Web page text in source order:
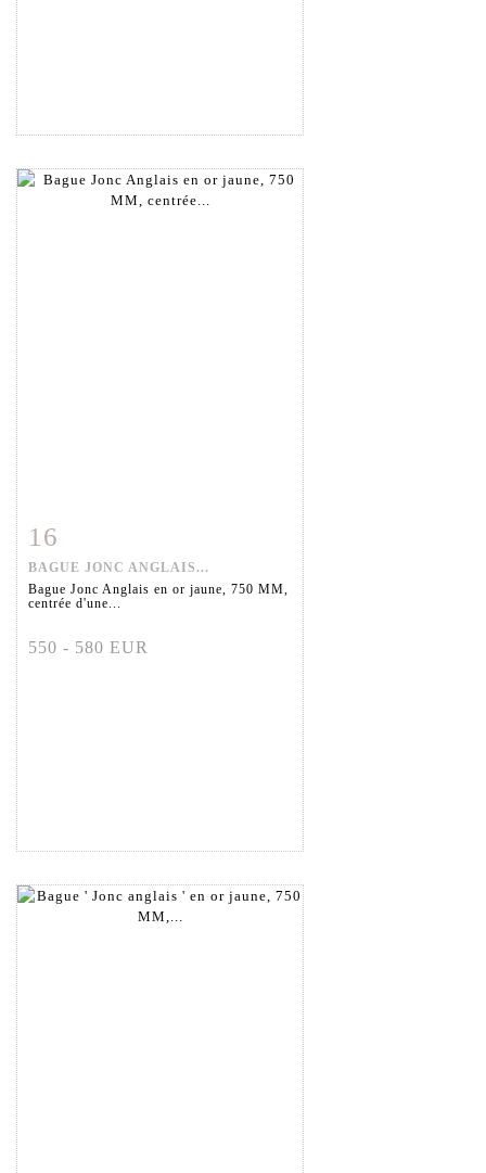
Fiche détaillée
16
BAGUE JONC ANGLAIS...
Bague Jonc Anglais en or jaune, 750 MM,
centrée d'une...
550 - 580 EUR